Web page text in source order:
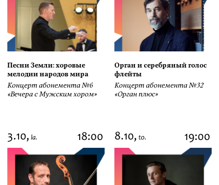
Песни Земли: хоровые
мелодии народов мира
Концерт абонемента №6
«Вечера с Мужским хором»
Орган и серебряный голос
флейты
Концерт абонемента №32
«Орган плюс»
3.10, la. 18:00 8.10, to. 19:00